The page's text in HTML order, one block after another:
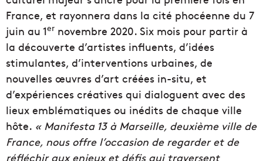
France, et rayonnera dans la cité phocéenne du 7
juin au 1er novembre 2020. Six mois pour partir à
la découverte d’artistes influents, d’idées
stimulantes, d’interventions urbaines, de
nouvelles œuvres d’art créées in-situ, et
d’expériences créatives qui dialoguent avec des
lieux emblématiques ou inédits de chaque ville
hôte. « Manifesta 13 à Marseille, deuxième ville de
France, nous offre l’occasion de regarder et de
réfléchir aux enjeux et défis qui traversent